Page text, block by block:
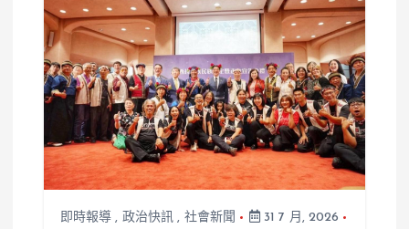
即時報導 , 政治快訊 , 社會新聞
31 7 月, 2026